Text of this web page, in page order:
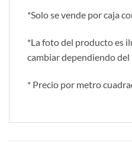
*Solo se vende por caja
*La foto del producto es
cambiar dependiendo
* Precio por metro